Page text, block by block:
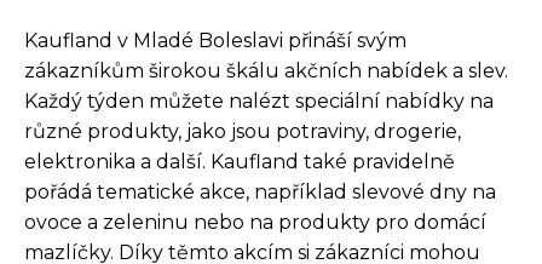
Kaufland v Mladé Boleslavi přináší svým
zákazníkům širokou škálu akčních nabídek a slev.
Každý týden můžete nalézt speciální nabídky na
různé produkty, jako jsou potraviny, drogerie,
elektronika a další. Kaufland také pravidelně
pořádá tematické akce, například slevové dny na
ovoce a zeleninu nebo na produkty pro domácí
mazlíčky. Díky těmto akcím si zákazníci mohou